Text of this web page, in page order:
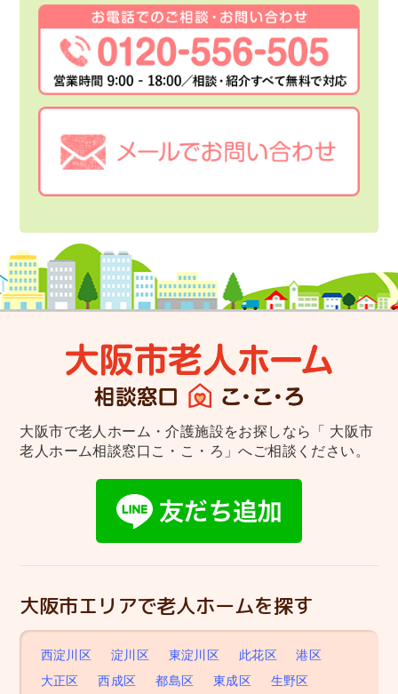
大阪市で老人ホーム・介護施設をお探しなら
「 大阪市
老人ホーム相談窓口こ・こ・ろ」へご相談ください。
大阪市エリアで老人ホームを探す
西淀川区 淀川区 東淀川区 此花区
港区
大正区
西成区 都島区 東成区
生野区